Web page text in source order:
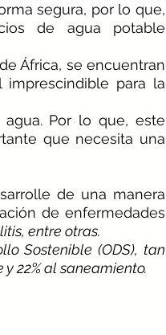
de agua potable
para la
Por lo que, este
que necesita una
de una manera
de enfermedades
entre otras.
Sostenible (ODS), tan
22% al saneamiento.